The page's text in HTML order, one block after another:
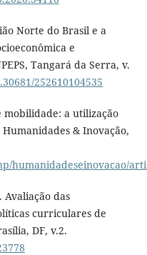
Norte do Brasil e a
e
Tangará da Serra, v.
252610104535
a utilização
& Inovação,
humanidadeseinovacao/
Avaliação das
curriculares de
DF, v.2.